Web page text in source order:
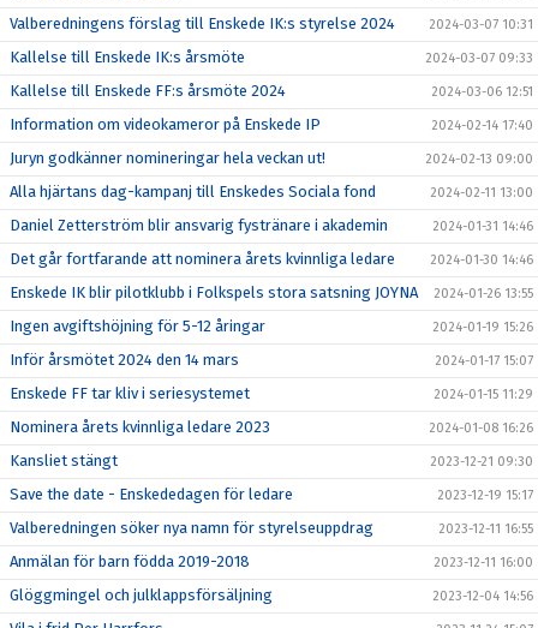
Valberedningens förslag till Enskede IK:s styrelse 2024 2024-03-07 10:31
Kallelse till Enskede IK:s årsmöte 2024-03-07 09:33
Kallelse till Enskede FF:s årsmöte 2024 2024-03-06 12:51
Information om videokameror på Enskede IP 2024-02-14 17:40
Juryn godkänner nomineringar hela veckan ut! 2024-02-13 09:00
Alla hjärtans dag-kampanj till Enskedes Sociala fond 2024-02-11 13:00
Daniel Zetterström blir ansvarig fystränare i akademin 2024-01-31 14:46
Det går fortfarande att nominera årets kvinnliga ledare 2024-01-30 14:46
Enskede IK blir pilotklubb i Folkspels stora satsning JOYNA 2024-01-26 13:55
Ingen avgiftshöjning för 5-12 åringar 2024-01-19 15:26
Inför årsmötet 2024 den 14 mars 2024-01-17 15:07
Enskede FF tar kliv i seriesystemet 2024-01-15 11:29
Nominera årets kvinnliga ledare 2023 2024-01-08 16:26
Kansliet stängt 2023-12-21 09:30
Save the date - Enskededagen för ledare 2023-12-19 15:17
Valberedningen söker nya namn för styrelseuppdrag 2023-12-11 16:55
Anmälan för barn födda 2019-2018 2023-12-11 16:00
Glöggmingel och julklappsförsäljning 2023-12-04 14:56